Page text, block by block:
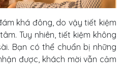
khá đông, do vậy tiết kiệm
Tuy nhiên, tiết kiệm không
Bạn có thể chuẩn bị những
được, khách mời vẫn cảm